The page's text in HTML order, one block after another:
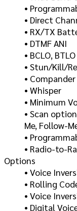
•
• Direct
• RX/TX
• DTMF ANI
• BCLO,
• Stun/Kill/
• Compander
• Whisper
• Minimum
• Scan
Me, Follow-
•
• Radio-to-
Options
• Voice
• Rolling
• Voice
• Digital